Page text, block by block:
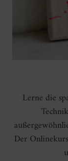
Lerne die
Der